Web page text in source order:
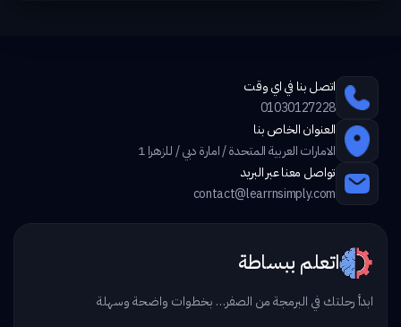
اتصل بنا في اي وقت
01030127228
العنوان الخاص بنا
الامارات العربية المتحدة / امارة دبي / للزهرا 1
تواصل معنا عبر البريد
contact@learrnsimply.com
اتعلم ببساطة
ابدأ رحلتك في البرمجة من الصفر… بخطوات واضحة وسهلة